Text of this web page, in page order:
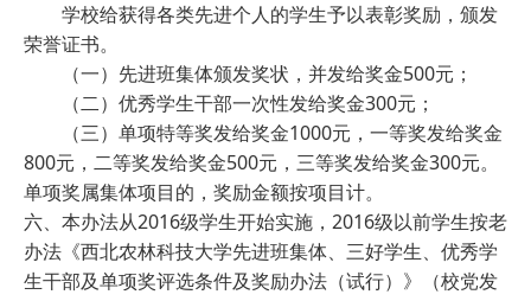
学校给获得各类先进个人的学生予以表彰奖励，颁发
荣誉证书。
（一）先进班集体颁发奖状，并发给奖金500元；
（二）优秀学生干部一次性发给奖金300元；
（三）单项特等奖发给奖金1000元，一等奖发给奖金
800元，二等奖发给奖金500元，三等奖发给奖金300元。
单项奖属集体项目的，奖励金额按项目计。
六、本办法从2016级学生开始实施，2016级以前学生按老
办法《西北农林科技大学先进班集体、三好学生、优秀学
生干部及单项奖评选条件及奖励办法（试行）》（校党发